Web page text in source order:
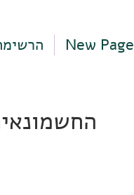
New Page
החשמונאים 121, תל